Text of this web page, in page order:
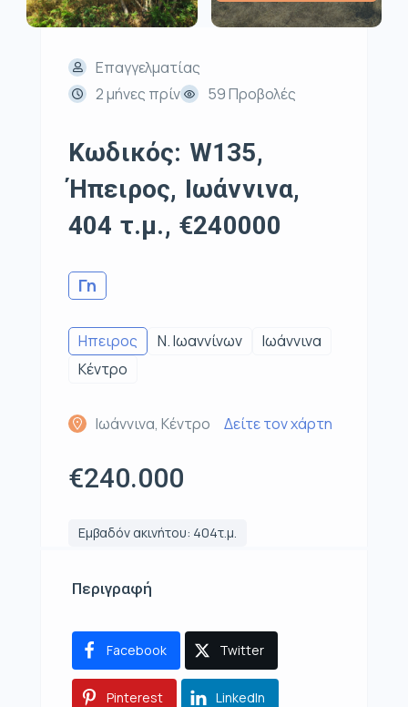
Επαγγελματίας
2 μήνες πρίν
59 Προβολές
Κωδικός: W135,
Ήπειρος, Ιωάννινα,
404 τ.μ., €240000
Γη
Ηπειρος Ν. Ιωαννίνων
Ιωάννινα
Κέντρο
Ιωάννινα, Κέντρο Δείτε τον χάρτη
€240.000
Εμβαδόν ακινήτου: 404τ.μ.
Περιγραφή
Facebook Twitter
Pinterest LinkedIn